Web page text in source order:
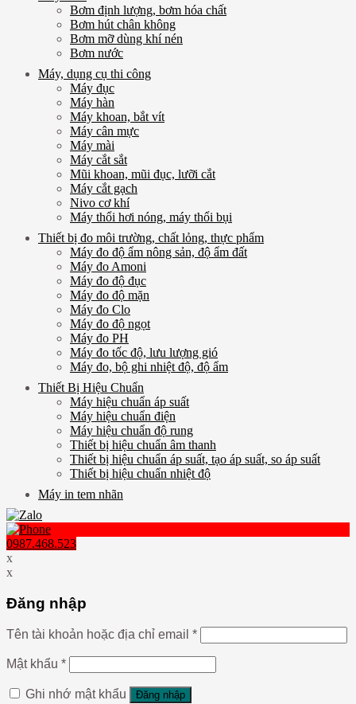
Bơm định lượng, bơm hóa chất
Bơm hút chân không
Bơm mỡ dùng khí nén
Bơm nước
Máy, dụng cụ thi công
Máy đục
Máy hàn
Máy khoan, bắt vít
Máy cân mực
Máy mài
Máy cắt sắt
Mũi khoan, mũi đục, lưỡi cắt
Máy cắt gạch
Nivo cơ khí
Máy thổi hơi nóng, máy thổi bụi
Thiết bị đo môi trường, chất lỏng, thực phẩm
Máy đo độ ẩm nông sản, độ ẩm đất
Máy đo Amoni
Máy đo độ đục
Máy đo độ mặn
Máy đo Clo
Máy đo độ ngọt
Máy đo PH
Máy đo tốc độ, lưu lượng gió
Máy đo, bộ ghi nhiệt độ, độ ẩm
Thiết Bị Hiệu Chuẩn
Máy hiệu chuẩn áp suất
Máy hiệu chuẩn điện
Máy hiệu chuẩn độ rung
Thiết bị hiệu chuẩn âm thanh
Thiết bị hiệu chuẩn áp suất, tạo áp suất, so áp suất
Thiết bị hiệu chuẩn nhiệt độ
Máy in tem nhãn
0987.468.523
x
x
Đăng nhập
Tên tài khoản hoặc địa chỉ email *
Mật khẩu *
Ghi nhớ mật khẩu Đăng nhập